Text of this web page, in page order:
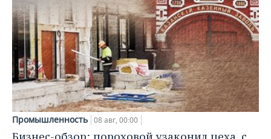
Промышленность 08 авг, 00:00
Бизнес-обзор: пороховой узаконил цеха, с